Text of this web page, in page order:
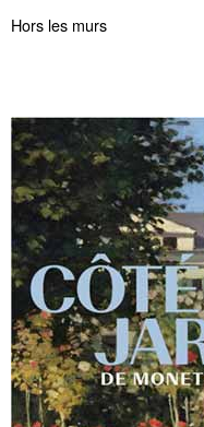
Hors les murs